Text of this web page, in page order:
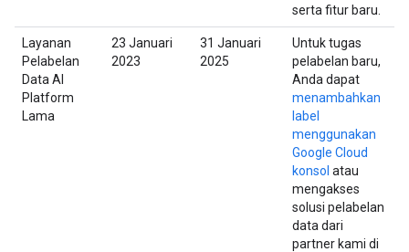
serta fitur baru.
Layanan
Pelabelan
Data AI
Platform
Lama
23 Januari
2023
31 Januari
2025
Untuk tugas
pelabelan baru,
Anda dapat
menambahkan
label
menggunakan
Google Cloud
konsol atau
mengakses
solusi pelabelan
data dari
partner kami di